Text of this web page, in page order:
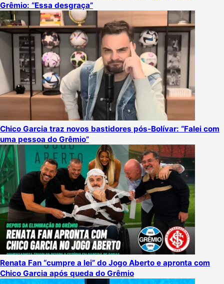
Grêmio: “Essa desgraça”
Chico Garcia traz novos bastidores pós-Bolívar: “Falei com
uma pessoa do Grêmio”
Renata Fan “cumpre a lei” do Jogo Aberto e apronta com
Chico Garcia após queda do Grêmio